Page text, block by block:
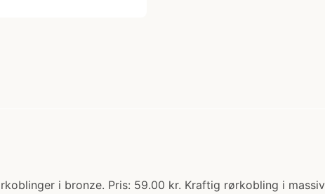
i bronze. Pris: 59.00 kr. Kraftig rørkobling i